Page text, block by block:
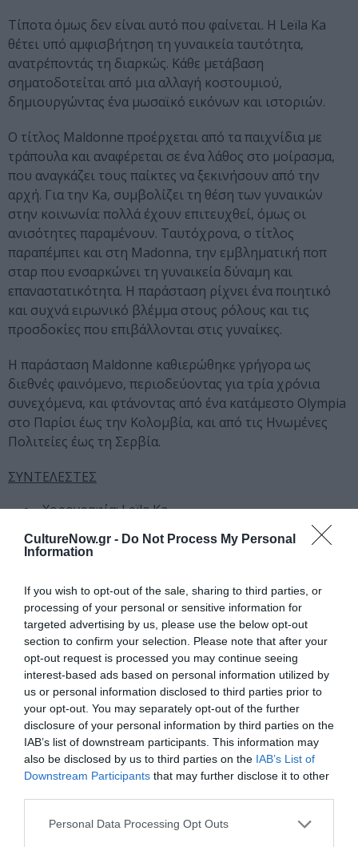
CultureNow.gr - Do Not Process My Personal
Information
If you wish to opt-out of the sale, sharing to third parties, or
processing of your personal or sensitive information for
targeted advertising by us, please use the below opt-out
section to confirm your selection. Please note that after your
opt-out request is processed you may continue seeing
interest-based ads based on personal information utilized by
us or personal information disclosed to third parties prior to
your opt-out. You may separately opt-out of the further
disclosure of your personal information by third parties on the
IAB’s list of downstream participants. This information may
also be disclosed by us to third parties on the IAB’s List of
Downstream Participants that may further disclose it to other
Personal Data Processing Opt Outs
Τίποτα όμως δεν είναι αυτό που φαίνεται. Η Leïla Ka
θέτει υπό αμφισβήτηση τη γυναικεία ταυτότητα,
ανατρέποντάς τη διαρκώς. Κάθε μετάβαση
σηματοδοτείται από μια αλλαγή κοστουμιού,
δημιουργώντας ένα μωσαϊκό εικόνων και ιστοριών.
Ο τίτλος Maldonne προέρχεται από τα παιχνίδια με
τράπουλα και αναφέρεται σε ένα λάθος στο μοίρασμα,
που αναγκάζει τους παίκτες να ξεκινήσουν από την
αρχή. Για την Ka, συμβολίζει τη θέση των γυναικών
στην κοινωνία: πολλά έχουν επιτευχθεί, όμως οι
ανισότητες παραμένουν. Ταυτόχρονα, ο τίτλος
παραπέμπει και στη Madonna, την εμβληματική ποπ
σταρ που ενσαρκώνει τη γυναικεία δύναμη και
επαναστατικότητα. Η παράσταση ρίχνει ένα ποιητικό
και συχνά ειρωνικό βλέμμα στους ρόλους και τις
προσδοκίες που επιβάλλονται στις γυναίκες.
Η παράσταση Maldonne καθιερώθηκε γρήγορα ως
διεθνές φαινόμενο, περιοδεύοντας για τρία χρόνια
συνεχόμενα, και φτάνοντας από ένα κατάμεστο Olympia
στο Παρίσι έως την Κολομβία, και από τις Ηνωμένες
Πολιτείες έως τη Σερβία.
ΣΥΝΤΕΛΕΣΤΕΣ
Χορογραφία: Leïla Ka
Ερμηνεία (εναλλάξ): Justine Agator, Mariana Faria,
Μυρτώ Γεωργιάδη, Juliette Ghebache, Jade Logmo
Σχεδιασμός Φωτισμών: Laurent Fallot
Κοστούμια: Leïla Ka
Υπεύθυνη Φωτισμών: Clara Coll Bigot
Σχεδιασμός Ήχου: Ewen Bothua
Παραγωγή: CENTQUATRE-PARIS και Cie Leïla Ka
Δίκτυο υποστήριξης: La Garance – Scène
Nationale de Cavaillon, Théâtre Malakoff – Scène
Nationale, Théâtre d’Angoulême – Scène Nationale,
Théâtre de Suresnes Jean Vilar – Festival Suresnes
Cités Danse 2024, Centre Chorégraphique National
d’Orléans (Καλλιτεχνική διεύθυνση: Maud Le Pladec),
Centre Chorégraphique National – Ballet de Lorraine
(Καλλιτεχνική διεύθυνση: Petter Jacobsson), στο
πλαίσιο του προγράμματος καλλιτεχνικής